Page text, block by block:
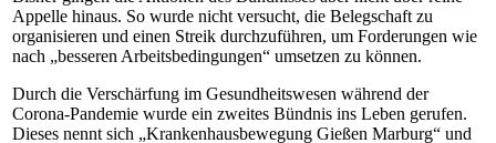
Appelle hinaus. So wurde nicht versucht, die Belegschaft zu
organisieren und einen Streik durchzuführen, um Forderungen wie
nach „besseren Arbeitsbedingungen“ umsetzen zu können.
Durch die Verschärfung im Gesundheitswesen während der
Corona-Pandemie wurde ein zweites Bündnis ins Leben gerufen.
Dieses nennt sich „Krankenhausbewegung Gießen Marburg“ und